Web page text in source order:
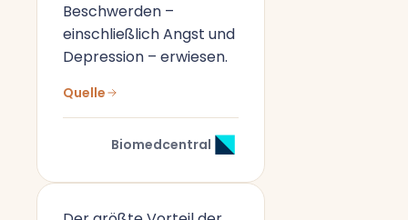
Beschwerden –
einschließlich Angst und
Depression – erwiesen.
Quelle
Biomedcentral